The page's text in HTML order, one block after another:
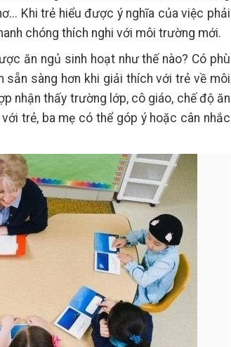
Khi trẻ hiểu được ý nghĩa của việc phải
chóng thích nghi với môi trường mới.
ăn ngủ sinh hoạt như thế nào? Có phù
sẵn sàng hơn khi giải thích với trẻ về môi
nhận thấy trường lớp, cô giáo, chế độ ăn
trẻ, ba mẹ có thể góp ý hoặc cân nhắc